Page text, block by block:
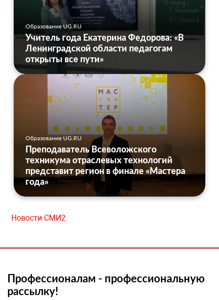
Образование UG.RU
Учитель года Екатерина Федорова: «В
Ленинградской области педагогам
открыты все пути»
Образование UG.RU
Преподаватель Всеволожского
техникума отраслевых технологий
представит регион в финале «Мастера
года»
Новости СМИ2
Профессионалам - профессиональную
рассылку!